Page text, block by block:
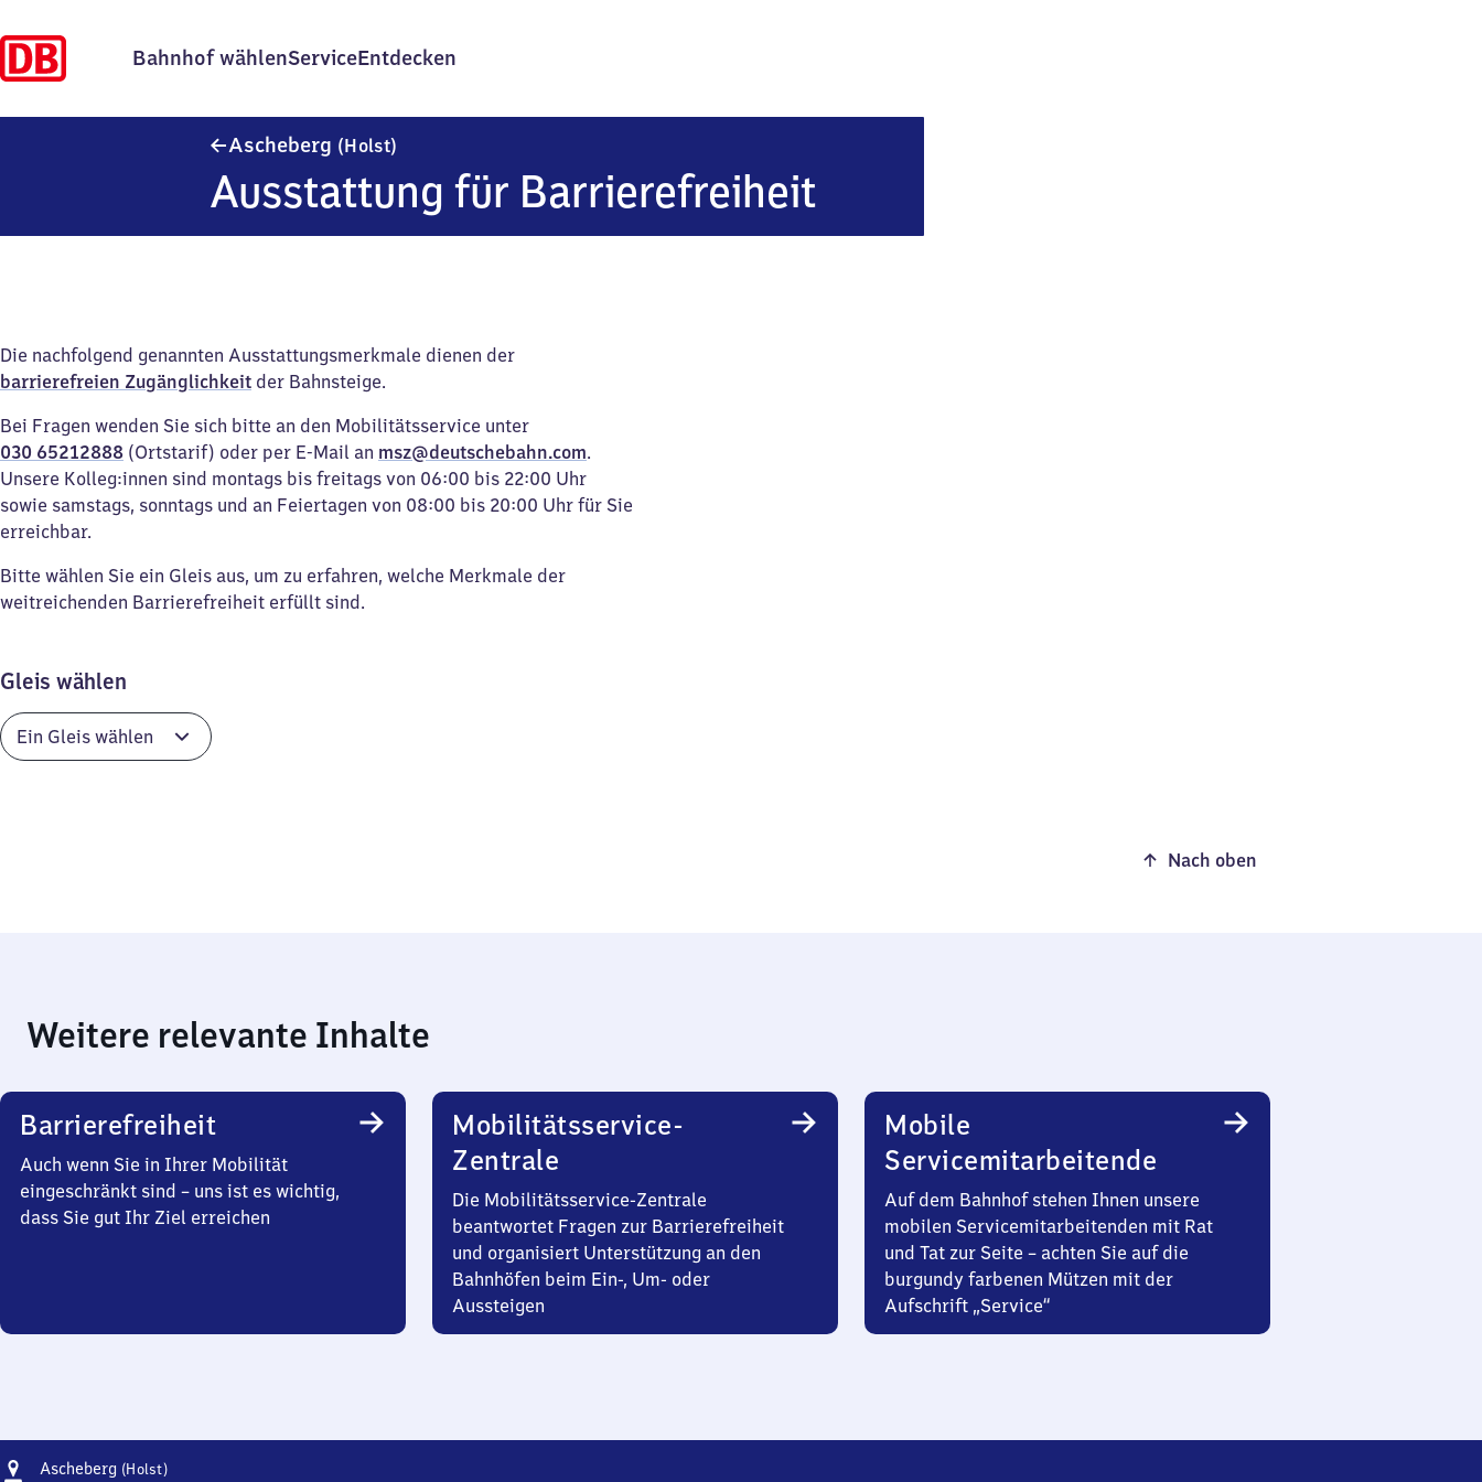
Bahnhof wählenServiceEntdecken
Ascheberg (Holst)
Ausstattung für Barrierefreiheit
Die nachfolgend genannten Ausstattungsmerkmale dienen der
barrierefreien Zugänglichkeit der Bahnsteige.
Bei Fragen wenden Sie sich bitte an den Mobilitätsservice unter
030 65212888 (Ortstarif) oder per E-Mail an msz@deutschebahn.com.
Unsere Kolleg:innen sind montags bis freitags von 06:00 bis 22:00 Uhr
sowie samstags, sonntags und an Feiertagen von 08:00 bis 20:00 Uhr für Sie
erreichbar.
Bitte wählen Sie ein Gleis aus, um zu erfahren, welche Merkmale der
weitreichenden Barrierefreiheit erfüllt sind.
Gleis wählen
Nach oben
Weitere relevante Inhalte
Barrierefreiheit
Auch wenn Sie in Ihrer Mobilität
eingeschränkt sind – uns ist es wichtig,
dass Sie gut Ihr Ziel erreichen
Mobilitätsservice-
Zentrale
Die Mobilitätsservice-Zentrale
beantwortet Fragen zur Barrierefreiheit
und organisiert Unterstützung an den
Bahnhöfen beim Ein-, Um- oder
Aussteigen
Mobile
Servicemitarbeitende
Auf dem Bahnhof stehen Ihnen unsere
mobilen Servicemitarbeitenden mit Rat
und Tat zur Seite – achten Sie auf die
burgundy farbenen Mützen mit der
Aufschrift „Service“
Adresse
Ascheberg (Holst)Ascheberg